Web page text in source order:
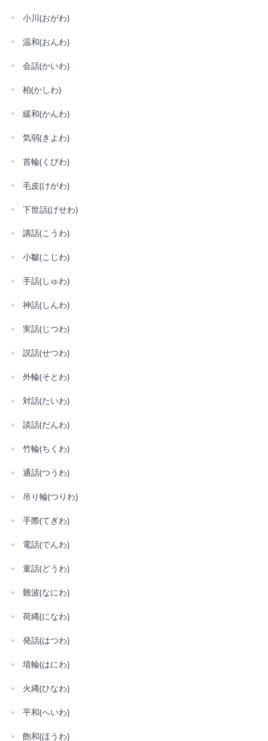
小川(おがわ)
温和(おんわ)
会話(かいわ)
柏(かしわ)
緩和(かんわ)
気弱(きよわ)
首輪(くびわ)
毛皮(けがわ)
下世話(げせわ)
講話(こうわ)
小皺(こじわ)
手話(しゅわ)
神話(しんわ)
実話(じつわ)
説話(せつわ)
外輪(そとわ)
対話(たいわ)
談話(だんわ)
竹輪(ちくわ)
通話(つうわ)
吊り輪(つりわ)
手際(てぎわ)
電話(でんわ)
童話(どうわ)
難波(なにわ)
荷縄(になわ)
発話(はつわ)
埴輪(はにわ)
火縄(ひなわ)
平和(へいわ)
飽和(ほうわ)